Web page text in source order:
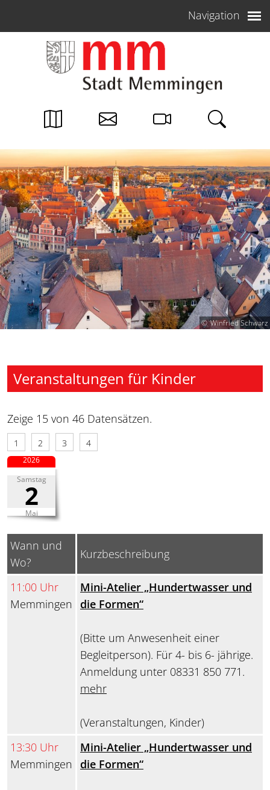
Navigation
Winfried Schwarz
Veranstaltungen für Kinder
Zeige 15 von 46 Datensätzen.
1 2 3 4
Samstag
2
Mai
2026
Wann und
Wo?
Kurzbeschreibung
11:00 Uhr
Memmingen
Mini-Atelier „Hundertwasser und
die Formen“
(Bitte um Anwesenheit einer
Begleitperson). Für 4- bis 6- jährige.
Anmeldung unter 08331 850 771.
mehr
(Veranstaltungen, Kinder)
13:30 Uhr
Memmingen
Mini-Atelier „Hundertwasser und
die Formen“